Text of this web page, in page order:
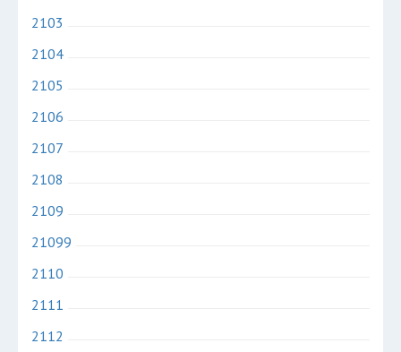
2103
2104
2105
2106
2107
2108
2109
21099
2110
2111
2112